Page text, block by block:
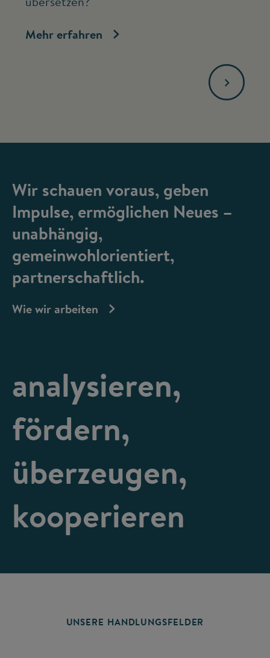
Mehr erfahren
Wir schauen voraus, geben
Impulse, ermöglichen Neues –
unabhängig,
gemeinwohlorientiert,
partnerschaftlich.
Wie wir arbeiten
analysieren,
fördern,
überzeugen,
kooperieren
UNSERE HANDLUNGSFELDER